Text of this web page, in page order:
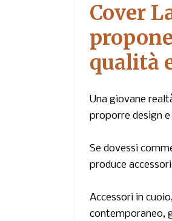
Cover
propone
qualità
Una giovane
proporre design
Se dovessi
produce
Accessori in
contemporaneo,